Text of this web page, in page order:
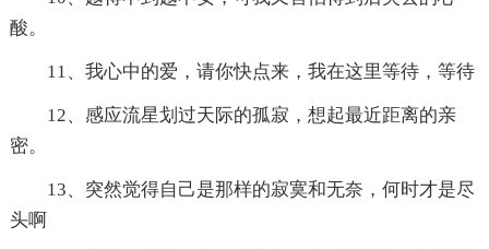
酸。
11、我心中的爱，请你快点来，我在这里等待，等待
12、感应流星划过天际的孤寂，想起最近距离的亲
密。
13、突然觉得自己是那样的寂寞和无奈，何时才是尽
头啊